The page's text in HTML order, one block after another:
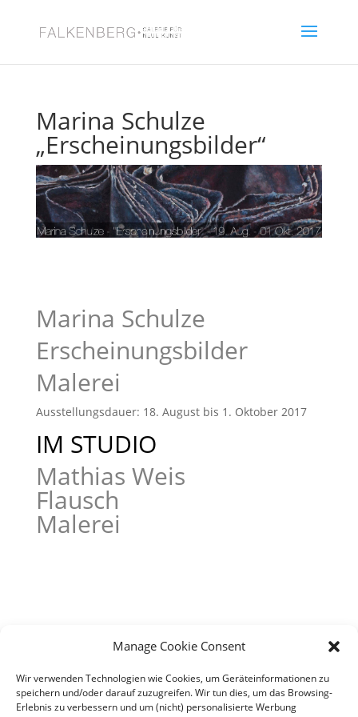
Manage Cookie Consent
Wir verwenden Technologien wie Cookies, um Geräteinformationen zu
speichern und/oder darauf zuzugreifen. Wir tun dies, um das Browsing-
Erlebnis zu verbessern und um (nicht) personalisierte Werbung
Marina Schulze
„Erscheinungsbilder“
Marina Schulze
Erscheinungsbilder
Malerei
Ausstellungsdauer: 18. August bis 1. Oktober 2017
IM STUDIO
Mathias Weis
Flausch
Malerei